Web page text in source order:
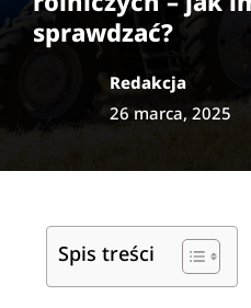
sprawdzać?
Redakcja
26 marca, 2025
Spis treści